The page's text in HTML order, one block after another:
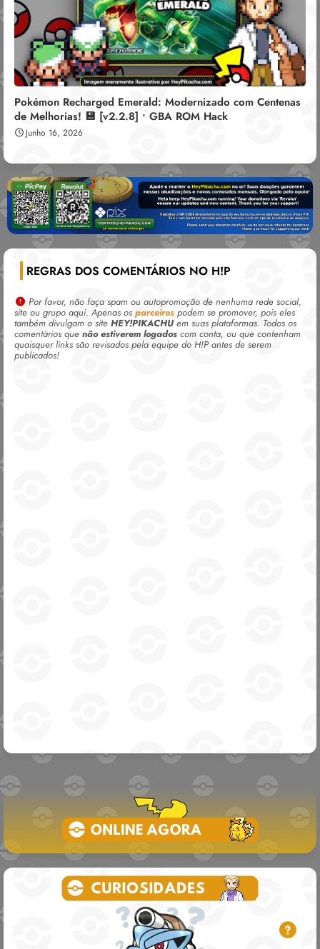
Pokémon Recharged Emerald: Modernizado com Centenas
de Melhorias! 💾 [v2.2.8] • GBA ROM Hack
Junho 16, 2026
REGRAS DOS COMENTÁRIOS NO H!P
Por favor, não faça spam ou autopromoção de nenhuma rede social,
site ou grupo aqui. Apenas os parceiros podem se promover, pois eles
também divulgam o site HEY!PIKACHU em suas plataformas. Todos os
comentários que não estiverem logados com conta, ou que contenham
quaisquer links são revisados pela equipe do H!P antes de serem
publicados!